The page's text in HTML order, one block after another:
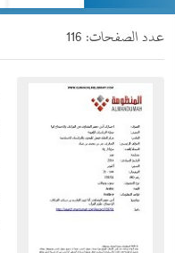
عدد الصفحات: 116